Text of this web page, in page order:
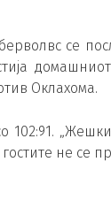
се
Оклахома.
102:91.
гостите не се